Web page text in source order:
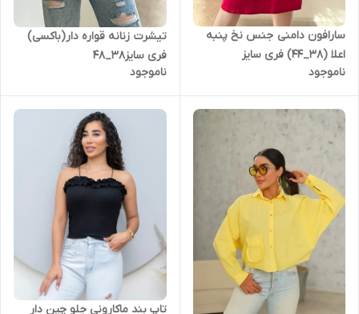
سارافون دامنی جنس نخ پنبه
اعلا (38_44) فری سایز
ناموجود
تیشرت زنانه قواره دار(باکسی)
فری سایز38_48
ناموجود
تاپ بند ماکارونی جلو چین دار